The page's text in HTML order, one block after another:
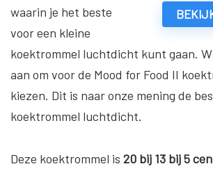
waarin je het beste
voor een kleine
koektrommel luchtdicht kunt gaan.
aan om voor de Mood for Food II
kiezen. Dit is naar onze mening de
koektrommel luchtdicht.
Deze koektrommel is 20 bij 13 bij 5